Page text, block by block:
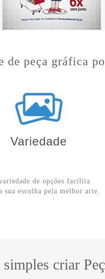
de peça gráfica
Variedade
de opções facilita
sua escolha pela melhor arte.
criar